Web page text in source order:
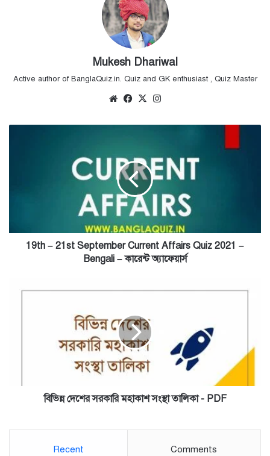
Mukesh Dhariwal
Active author of BanglaQuiz.in. Quiz and GK enthusiast , Quiz Master
WebsiteFacebook
X
–
Bengali19th – 21st September Current Affairs Quiz 2021 –
Bengali – কারেন্ট অ্যাফেয়ার্স
বিভিন্ন দেশের সরকারি মহাকাশ সংস্থা তালিকা - PDF
Recent Comments